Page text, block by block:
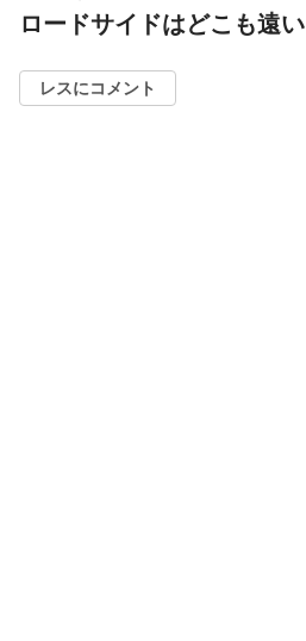
ロードサイドはどこも遠い
レスにコメント